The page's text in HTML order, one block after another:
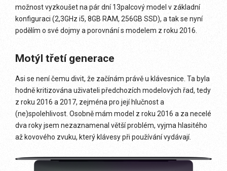
možnost vyzkoušet na pár dní 13palcový model v základní
konfiguraci (2,3GHz i5, 8GB RAM, 256GB SSD), a tak se nyní
podělím o své dojmy a porovnání s modelem z roku 2016.
Motýl třetí generace
Asi se není čemu divit, že začínám právě u klávesnice. Ta byla
hodně kritizována uživateli předchozích modelových řad, tedy
z roku 2016 a 2017, zejména pro její hlučnost a
(ne)spolehlivost. Osobně mám model z roku 2016 a za necelé
dva roky jsem nezaznamenal větší problém, vyjma hlasitého
až kovového zvuku, který klávesy při používání vydávají.